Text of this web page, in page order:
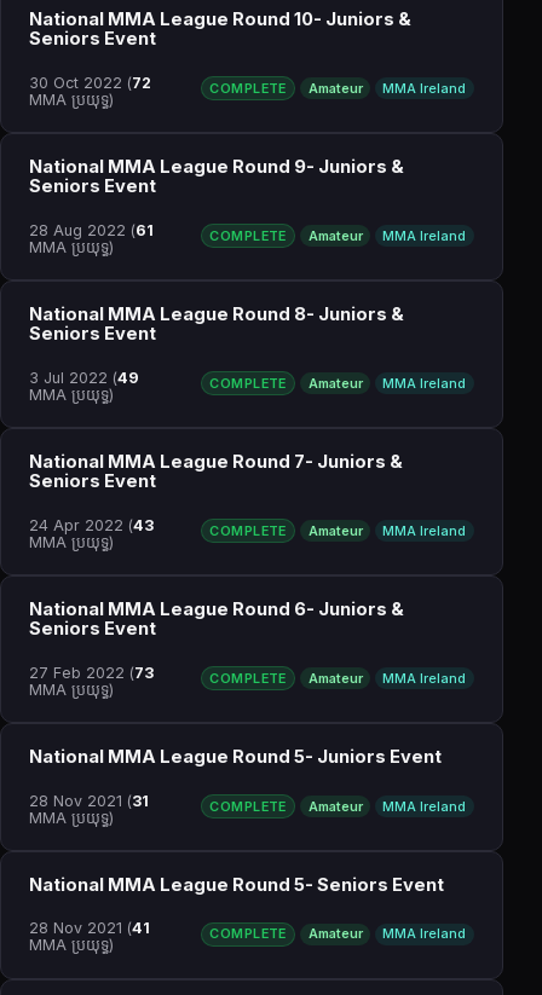
30 Oct 2022 (72
MMA ប្រយុទ្ធ)
National MMA League Round 10- Juniors &
Seniors Event
COMPLETE Amateur MMA Ireland
28 Aug 2022 (61
MMA ប្រយុទ្ធ)
National MMA League Round 9- Juniors &
Seniors Event
COMPLETE Amateur MMA Ireland
3 Jul 2022 (49
MMA ប្រយុទ្ធ)
National MMA League Round 8- Juniors &
Seniors Event
COMPLETE Amateur MMA Ireland
24 Apr 2022 (43
MMA ប្រយុទ្ធ)
National MMA League Round 7- Juniors &
Seniors Event
COMPLETE Amateur MMA Ireland
27 Feb 2022 (73
MMA ប្រយុទ្ធ)
National MMA League Round 6- Juniors &
Seniors Event
COMPLETE Amateur MMA Ireland
28 Nov 2021 (31
MMA ប្រយុទ្ធ)
National MMA League Round 5- Juniors Event
COMPLETE Amateur MMA Ireland
28 Nov 2021 (41
MMA ប្រយុទ្ធ)
National MMA League Round 5- Seniors Event
COMPLETE Amateur MMA Ireland